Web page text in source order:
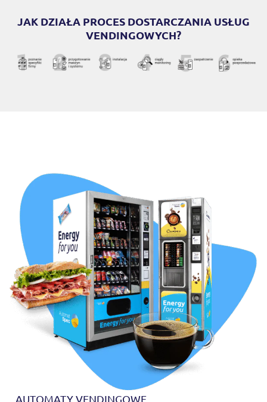
JAK DZIAŁA PROCES DOSTARCZANIA USŁUG
VENDINGOWYCH?
AUTOMATY VENDINGOWE